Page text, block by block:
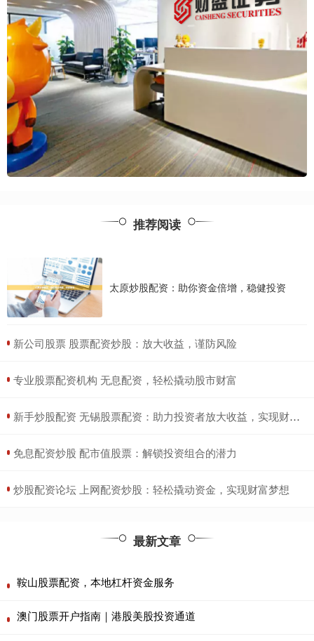
推荐阅读
太原炒股配资：助你资金倍增，稳健投资
​新公司股票 股票配资炒股：放大收益，谨防风险
​专业股票配资机构 无息配资，轻松撬动股市财富
​新手炒股配资 无锡股票配资：助力投资者放大收益，实现财富梦想
​免息配资炒股 配市值股票：解锁投资组合的潜力
​炒股配资论坛 上网配资炒股：轻松撬动资金，实现财富梦想
最新文章
鞍山股票配资，本地杠杆资金服务
澳门股票开户指南｜港股美股投资通道